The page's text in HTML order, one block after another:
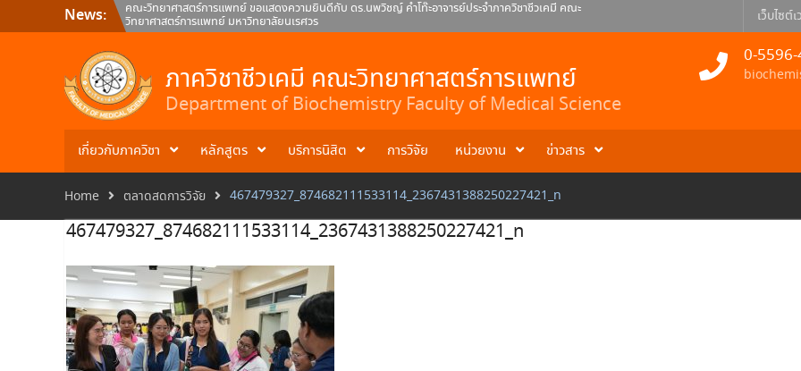
content
News: คณะวิทยาศาสตร์การแพทย์ ขอแสดงความยินดีกับ ดร.นพวิชญ์ คำโท๊ะอาจารย์ประจำภาควิชาชีวเคมี คณะ
วิทยาศาสตร์การแพทย์ มหาวิทยาลัยนเรศวร
คณะวิทยาศาสตร์การแพทย์ มหาวิทยาลัยนเรศวร ขอแสดงความยินดีกับดร.ธเนศ สอนดา อาจารย์ประจำ
คณะวิทยาศาสตร์การแพทย์ ขอแสดงความยินดีกับ ผศ.ดร.สมภพว์ พินิจ อาจารย์ประจำภาควิชาชีวเคมี
คณะวิทยาศาสตร์การแพทย์ มหาวิทยาลัยนเรศวร
เว็บไซต์
ภาควิชาชีวเคมี คณะวิทยาศาสตร์การแพทย์
Department of Biochemistry Faculty of Medical Science
0-
เกี่ยวกับภาควิชา หลักสูตร บริการนิสิต การวิจัย หน่วยงาน ข่าวสาร
Home ตลาดสดการวิจัย 467479327_874682111533114_2367431388250227421_n
467479327_874682111533114_2367431388250227421_n